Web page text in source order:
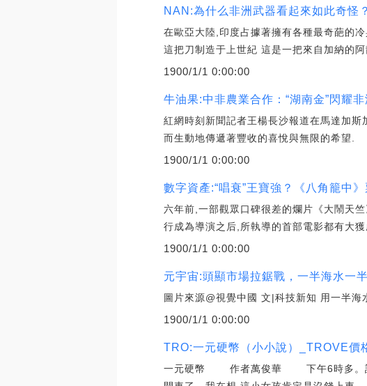
NAN:為什么非洲武器看起來如此奇
在歐亞大陸,印度占據著擁有各種最奇葩的
這把刀制造于上世紀 這是一把來自加納的阿
1900/1/1 0:00:00
牛油果:中非農業合作：“湖南金”閃耀
紅網時刻新聞記者王楊長沙報道在馬達加
而生動地傳遞著豐收的喜悅與無限的希望.
1900/1/1 0:00:00
數字資產:“唱衰”王寶強？《八角籠中
六年前,一部觀眾口碑很差的爛片《大鬧天
行成為導演之后,所執導的首部電影都有大獲
1900/1/1 0:00:00
元宇宙:頭顯市場拉鋸戰，一半海水一
圖片來源@視覺中國 文|科技新知 用一半海
1900/1/1 0:00:00
TRO:一元硬幣（小小說）_TROVE價
一元硬幣 作者萬俊華 下午6時多。該